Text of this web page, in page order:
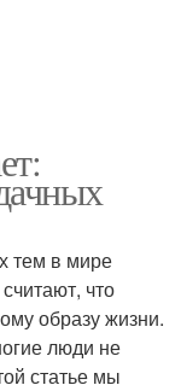
тем в мире
что
образу жизни.
люди не
статье мы